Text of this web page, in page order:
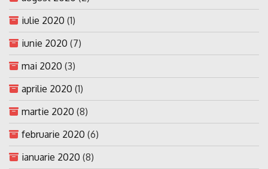
iulie 2020 (1)
iunie 2020 (7)
mai 2020 (3)
aprilie 2020 (1)
martie 2020 (8)
februarie 2020 (6)
ianuarie 2020 (8)